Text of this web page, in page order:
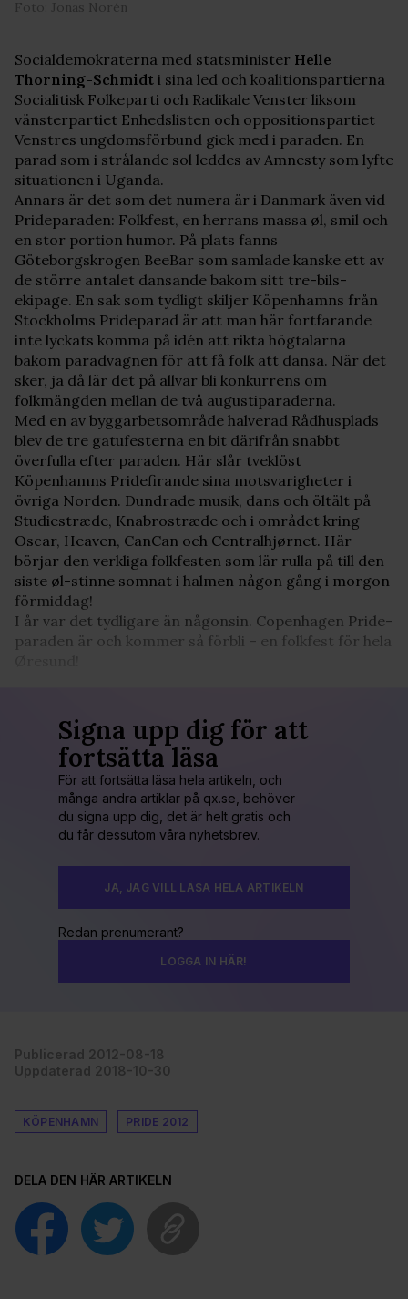
Foto: Jonas Norén
Socialdemokraterna med statsminister Helle
Thorning-Schmidt i sina led och koalitionspartierna
Socialitisk Folkeparti och Radikale Venster liksom
vänsterpartiet Enhedslisten och oppositionspartiet
Venstres ungdomsförbund gick med i paraden. En
parad som i strålande sol leddes av Amnesty som lyfte
situationen i Uganda.
Annars är det som det numera är i Danmark även vid
Prideparaden: Folkfest, en herrans massa øl, smil och
en stor portion humor. På plats fanns
Göteborgskrogen BeeBar som samlade kanske ett av
de större antalet dansande bakom sitt tre-bils-
ekipage. En sak som tydligt skiljer Köpenhamns från
Stockholms Prideparad är att man här fortfarande
inte lyckats komma på idén att rikta högtalarna
bakom paradvagnen för att få folk att dansa. När det
sker, ja då lär det på allvar bli konkurrens om
folkmängden mellan de två augustiparaderna.
Med en av byggarbetsområde halverad Rådhusplads
blev de tre gatufesterna en bit därifrån snabbt
överfulla efter paraden. Här slår tveklöst
Köpenhamns Pridefirande sina motsvarigheter i
övriga Norden. Dundrade musik, dans och öltält på
Studiestræde, Knabrostræde och i området kring
Oscar, Heaven, CanCan och Centralhjørnet. Här
börjar den verkliga folkfesten som lär rulla på till den
siste øl-stinne somnat i halmen någon gång i morgon
förmiddag!
I år var det tydligare än någonsin. Copenhagen Pride-
paraden är och kommer så förbli – en folkfest för hela
Signa upp dig för att
fortsätta läsa
För att fortsätta läsa hela artikeln, och
många andra artiklar på qx.se, behöver
du signa upp dig, det är helt gratis och
du får dessutom våra nyhetsbrev.
JA, JAG VILL LÄSA HELA ARTIKELN
Redan prenumerant?
LOGGA IN HÄR!
Publicerad 2012-08-18
Uppdaterad 2018-10-30
KÖPENHAMN PRIDE 2012
DELA DEN HÄR ARTIKELN